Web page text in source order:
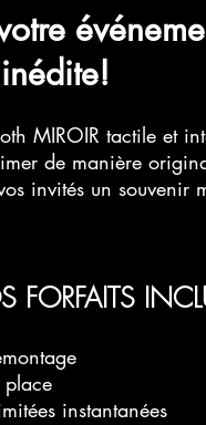
MIROIR tactile et
de manière
invités un souvenir
FORFAITS
place
instantanées